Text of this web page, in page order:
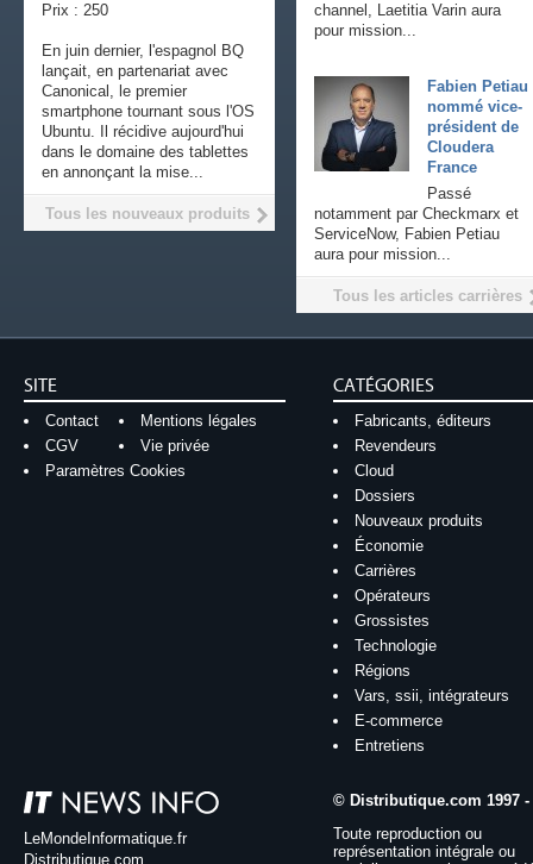
channel, Laetitia Varin aura
pour mission...
Fabien Petiau
nommé vice-
président de
Cloudera
France
Passé
notamment par Checkmarx et
ServiceNow, Fabien Petiau
aura pour mission...
Tous les articles carrières
Prix : 250
En juin dernier, l'espagnol BQ
lançait, en partenariat avec
Canonical, le premier
smartphone tournant sous l'OS
Ubuntu. Il récidive aujourd'hui
dans le domaine des tablettes
en annonçant la mise...
Tous les nouveaux produits
SITE
Contact
Mentions légales
CGV
Vie privée
Paramètres Cookies
CATÉGORIES
Fabricants, éditeurs
Revendeurs
Cloud
Dossiers
Nouveaux produits
Économie
Carrières
Opérateurs
Grossistes
Technologie
Régions
Vars, ssii, intégrateurs
E-commerce
Entretiens
LeMondeInformatique.fr
Distributique.com
© Distributique.com 1997 -
Toute reproduction ou
représentation intégrale ou